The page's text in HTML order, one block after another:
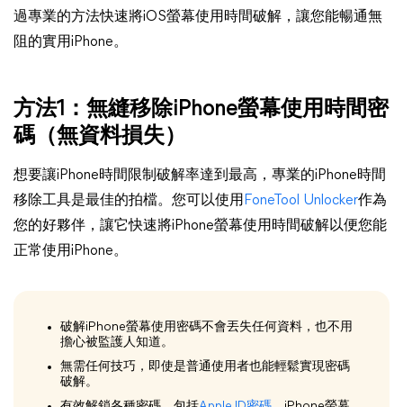
過專業的方法快速將iOS螢幕使用時間破解，讓您能暢通無
阻的實用iPhone。
方法1：無縫移除iPhone螢幕使用時間密
碼（無資料損失）
想要讓iPhone時間限制破解率達到最高，專業的iPhone時間
移除工具是最佳的拍檔。您可以使用 FoneTool Unlocker作為
您的好夥伴，讓它快速將iPhone螢幕使用時間破解以便您能
正常使用iPhone。
破解iPhone螢幕使用密碼不會丟失任何資料，也不用
擔心被監護人知道。
無需任何技巧，即使是普通使用者也能輕鬆實現密碼
破解。